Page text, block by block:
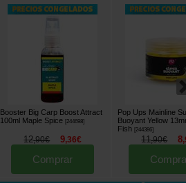
Booster Big Carp Boost Attract
100ml Maple Spice
244698]
12,90€ 9,36€
Comprar
Pop Ups Mainline
Buoyant Yellow
Fish
244386]
11,90€ 8,